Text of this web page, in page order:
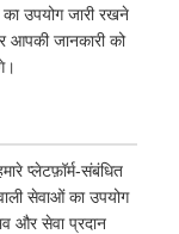
का उपयोग जारी रखने
आपकी जानकारी को
प्लेटफ़ॉर्म-संबंधित
सेवाओं का उपयोग
और सेवा प्रदान